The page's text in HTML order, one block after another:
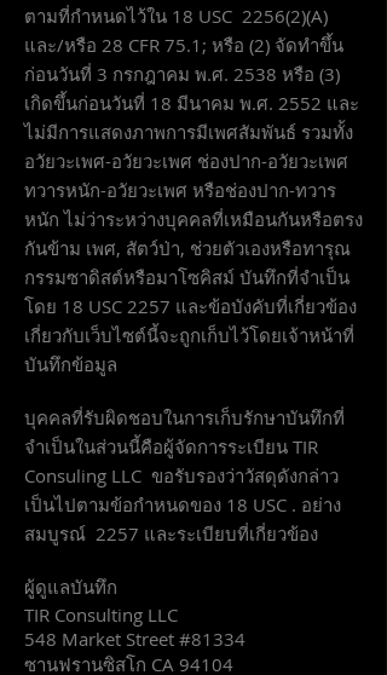
ตามที่กำหนดไว้ใน 18 USC 2256(2)(A)
และ/หรือ 28 CFR 75.1; หรือ (2) จัดทำขึ้น
ก่อนวันที่ 3 กรกฎาคม พ.ศ. 2538 หรือ (3)
เกิดขึ้นก่อนวันที่ 18 มีนาคม พ.ศ. 2552 และ
ไม่มีการแสดงภาพการมีเพศสัมพันธ์ รวมทั้ง
อวัยวะเพศ-อวัยวะเพศ ช่องปาก-อวัยวะเพศ
ทวารหนัก-อวัยวะเพศ หรือช่องปาก-ทวาร
หนัก ไม่ว่าระหว่างบุคคลที่เหมือนกันหรือตรง
กันข้าม เพศ, สัตว์ป่า, ช่วยตัวเองหรือทารุณ
กรรมซาดิสต์หรือมาโซคิสม์ บันทึกที่จำเป็น
โดย 18 USC 2257 และข้อบังคับที่เกี่ยวข้อง
เกี่ยวกับเว็บไซต์นี้จะถูกเก็บไว้โดยเจ้าหน้าที่
บันทึกข้อมูล
บุคคลที่รับผิดชอบในการเก็บรักษาบันทึกที่
จำเป็นในส่วนนี้คือผู้จัดการระเบียน TIR
Consuling LLC ขอรับรองว่าวัสดุดังกล่าว
เป็นไปตามข้อกำหนดของ 18 USC . อย่าง
สมบูรณ์ 2257 และระเบียบที่เกี่ยวข้อง
ผู้ดูแลบันทึก
TIR Consulting LLC
548 Market Street #81334
ซานฟรานซิสโก CA 94104